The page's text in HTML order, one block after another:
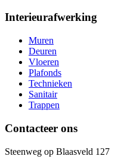
Interieurafwerking
Muren
Deuren
Vloeren
Plafonds
Technieken
Sanitair
Trappen
Contacteer ons
Steenweg op Blaasveld 127